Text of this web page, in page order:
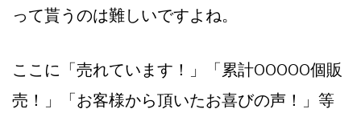
って貰うのは難しいですよね。
ここに「売れています！」「累計00000個販
売！」「お客様から頂いたお喜びの声！」等